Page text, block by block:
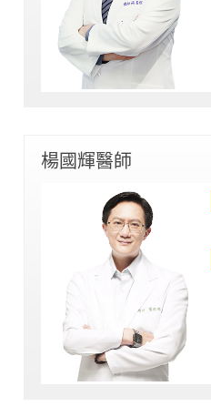
楊國輝醫師